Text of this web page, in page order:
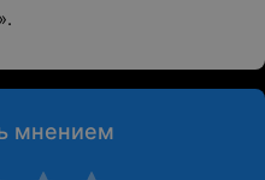
мнением